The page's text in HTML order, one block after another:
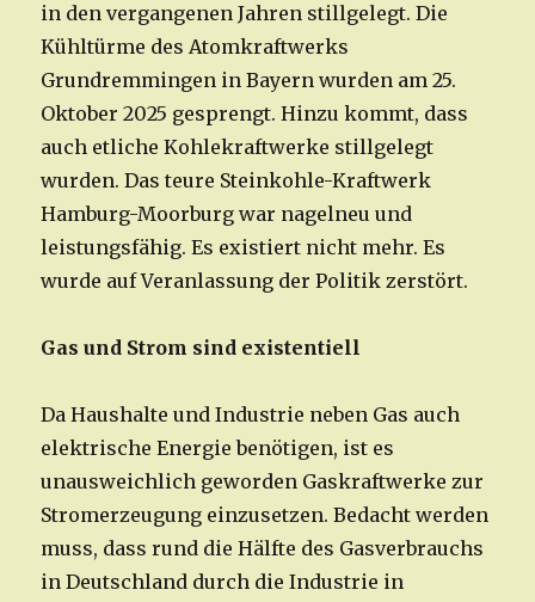
in den vergangenen Jahren stillgelegt. Die
Kühltürme des Atomkraftwerks
Grundremmingen in Bayern wurden am 25.
Oktober 2025 gesprengt. Hinzu kommt, dass
auch etliche Kohlekraftwerke stillgelegt
wurden. Das teure Steinkohle-Kraftwerk
Hamburg-Moorburg war nagelneu und
leistungsfähig. Es existiert nicht mehr. Es
wurde auf Veranlassung der Politik zerstört.
Gas und Strom sind existentiell
Da Haushalte und Industrie neben Gas auch
elektrische Energie benötigen, ist es
unausweichlich geworden Gaskraftwerke zur
Stromerzeugung einzusetzen. Bedacht werden
muss, dass rund die Hälfte des Gasverbrauchs
in Deutschland durch die Industrie in